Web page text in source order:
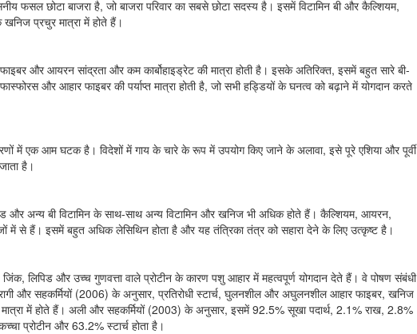
फसल छोटा बाजरा है, जो बाजरा परिवार का सबसे छोटा सदस्य है। इसमें विटामिन बी और कैल्शियम,
प्रचुर मात्रा में होते हैं।
और आयरन सांद्रता और कम कार्बोहाइड्रेट की मात्रा होती है। इसके अतिरिक्त, इसमें बहुत सारे बी-
और आहार फाइबर की पर्याप्त मात्रा होती है, जो सभी हड्डियों के घनत्व को बढ़ाने में योगदान करते
में एक आम घटक है। विदेशों में गाय के चारे के रूप में उपयोग किए जाने के अलावा, इसे पूरे एशिया और पूर्वी
है।
और अन्य बी विटामिन के साथ-साथ अन्य विटामिन और खनिज भी अधिक होते हैं। कैल्शियम, आयरन,
में से हैं। इसमें बहुत अधिक लेसिथिन होता है और यह तंत्रिका तंत्र को सहारा देने के लिए उत्कृष्ट है।
लिपिड और उच्च गुणवत्ता वाले प्रोटीन के कारण पशु आहार में महत्वपूर्ण योगदान देते हैं। वे पोषण संबंधी
और सहकर्मियों (2006) के अनुसार, प्रतिरोधी स्टार्च, घुलनशील और अघुलनशील आहार फाइबर, खनिज
में होते हैं। अली और सहकर्मियों (2003) के अनुसार, इसमें 92.5% सूखा पदार्थ, 2.1% राख, 2.8%
प्रोटीन और 63.2% स्टार्च होता है।